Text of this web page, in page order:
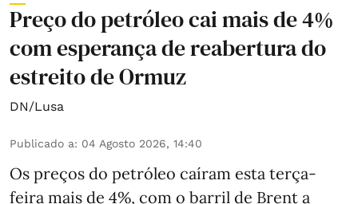
Preço do petróleo cai mais de 4%
com esperança de reabertura do
estreito de Ormuz
DN/Lusa
Publicado a: 04 Agosto 2026, 14:40
Os preços do petróleo caíram esta terça-
feira mais de 4%, com o barril de Brent a